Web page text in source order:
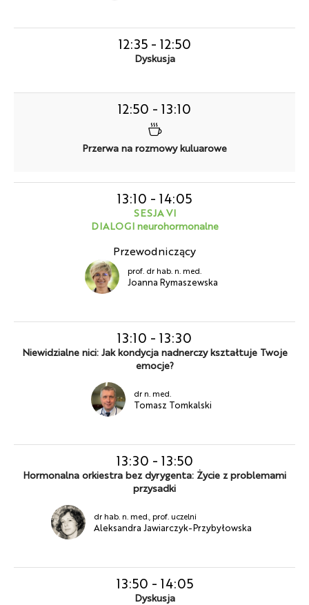
12:35- 12:50
Dyskusja
12:50 - 13:10
Przerwa na rozmowy kuluarowe
13:10 - 14:05
SESJA VI
DIALOGI neurohormonalne
Przewodniczący
prof. dr hab. n. med.
Joanna Rymaszewska
13:10 - 13:30
Niewidzialne nici: Jak kondycja nadnerczy kształtuje Twoje
emocje?
dr n. med.
Tomasz Tomkalski
13:30 - 13:50
Hormonalna orkiestra bez dyrygenta: Życie z problemami
przysadki
dr hab. n. med., prof. uczelni
Aleksandra Jawiarczyk-Przybyłowska
13:50 - 14:05
Dyskusja